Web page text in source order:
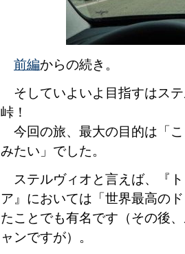
前編からの続き。
そしていよいよ目指すはス
峠！
今回の旅、最大の目的は「
みたい」でした。
ステルヴィオと言えば、『
ア』においては「世界最高の
たことでも有名です（その後
ャンですが）。